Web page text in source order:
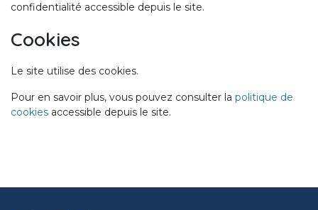
confidentialité accessible depuis le site.
Cookies
Le site utilise des cookies.
Pour en savoir plus, vous pouvez consulter la politique de
cookies accessible depuis le site.